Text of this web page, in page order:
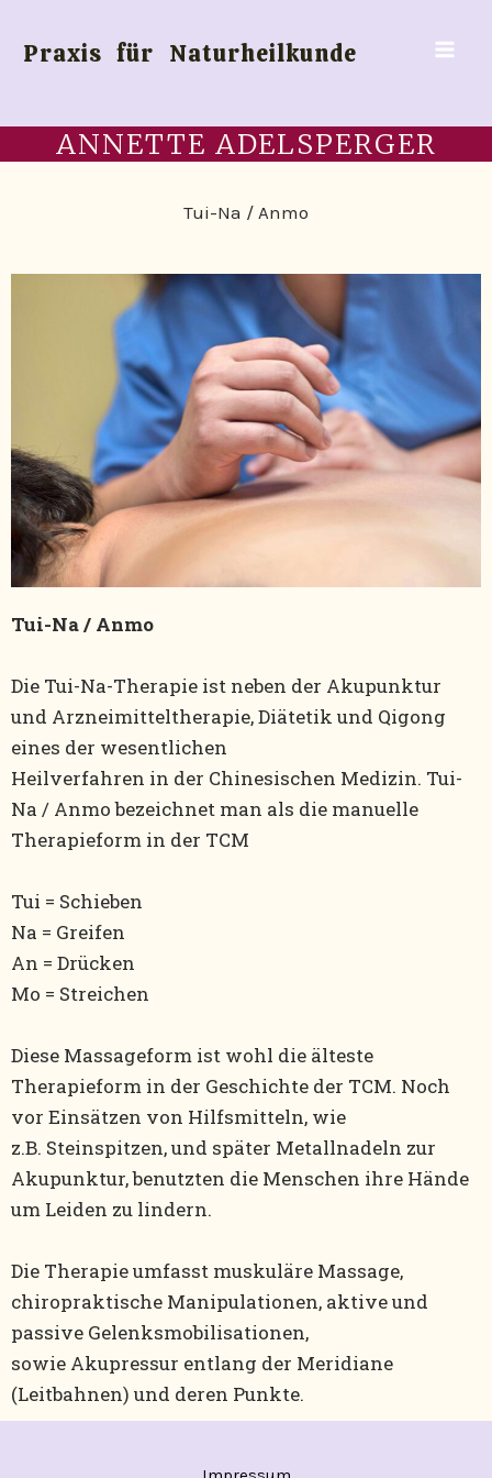
InhaltPraxis für Naturheilkunde
ANNETTE ADELSPERGER
Tui-Na / Anmo
Tui-Na / Anmo
Die Tui-Na-Therapie ist neben der Akupunktur
und Arzneimitteltherapie, Diätetik und Qigong
eines der wesentlichen
Heilverfahren in der Chinesischen Medizin. Tui-
Na / Anmo bezeichnet man als die manuelle
Therapieform in der TCM
Tui = Schieben
Na = Greifen
An = Drücken
Mo = Streichen
Diese Massageform ist wohl die älteste
Therapieform in der Geschichte der TCM. Noch
vor Einsätzen von Hilfsmitteln, wie
z.B. Steinspitzen, und später Metallnadeln zur
Akupunktur, benutzten die Menschen ihre Hände
um Leiden zu lindern.
Die Therapie umfasst muskuläre Massage,
chiropraktische Manipulationen, aktive und
passive Gelenksmobilisationen,
sowie Akupressur entlang der Meridiane
(Leitbahnen) und deren Punkte.